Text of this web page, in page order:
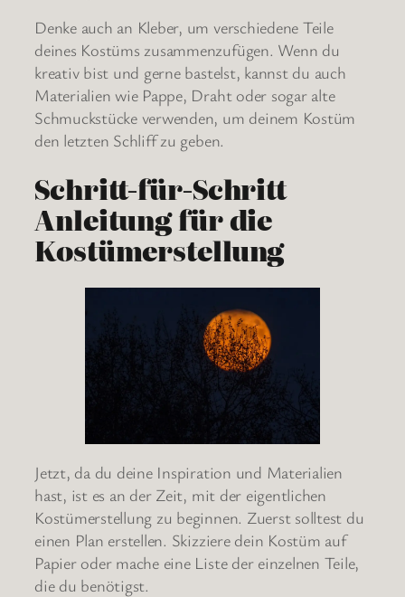
Denke auch an Kleber, um verschiedene Teile
deines Kostüms zusammenzufügen. Wenn du
kreativ bist und gerne bastelst, kannst du auch
Materialien wie Pappe, Draht oder sogar alte
Schmuckstücke verwenden, um deinem Kostüm
den letzten Schliff zu geben.
Schritt-für-Schritt
Anleitung für die
Kostümerstellung
Jetzt, da du deine Inspiration und Materialien
hast, ist es an der Zeit, mit der eigentlichen
Kostümerstellung zu beginnen. Zuerst solltest du
einen Plan erstellen. Skizziere dein Kostüm auf
Papier oder mache eine Liste der einzelnen Teile,
die du benötigst.